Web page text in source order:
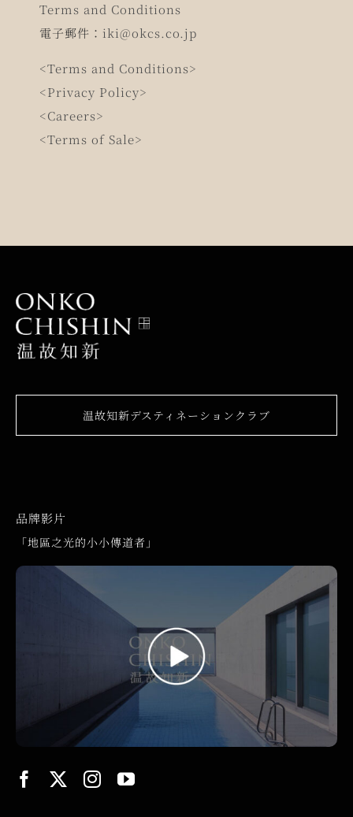
Terms and Conditions
電子郵件： iki@okcs.co.jp
<Terms and Conditions>
<Privacy Policy>
<Careers>
<Terms of Sale>
温故知新デスティネーションクラブ
品牌影片
「地區之光的小小傳道者」